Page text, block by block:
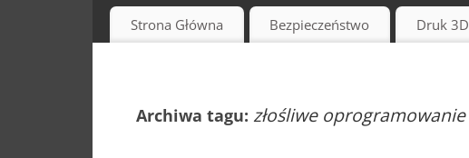
Strona Główna Bezpieczeństwo Druk 3D
Archiwa tagu: złośliwe oprogramowanie